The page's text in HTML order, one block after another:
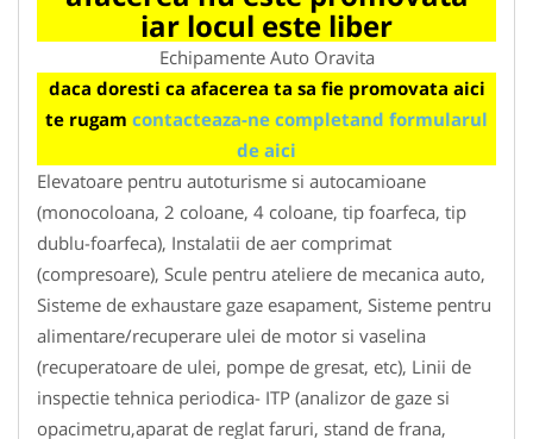
iar locul este liber
Echipamente Auto Oravita
daca doresti ca afacerea ta sa fie promovata aici
te rugam contacteaza-ne completand formularul
de aici
Elevatoare pentru autoturisme si autocamioane
(monocoloana, 2 coloane, 4 coloane, tip foarfeca, tip
dublu-foarfeca), Instalatii de aer comprimat
(compresoare), Scule pentru ateliere de mecanica auto,
Sisteme de exhaustare gaze esapament, Sisteme pentru
alimentare/recuperare ulei de motor si vaselina
(recuperatoare de ulei, pompe de gresat, etc), Linii de
inspectie tehnica periodica- ITP (analizor de gaze si
opacimetru,aparat de reglat faruri, stand de frana,